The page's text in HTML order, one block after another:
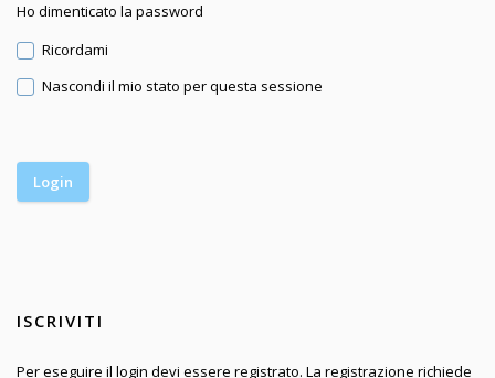
Ho dimenticato la password
Ricordami
Nascondi il mio stato per questa sessione
ISCRIVITI
Per eseguire il login devi essere registrato. La registrazione richiede